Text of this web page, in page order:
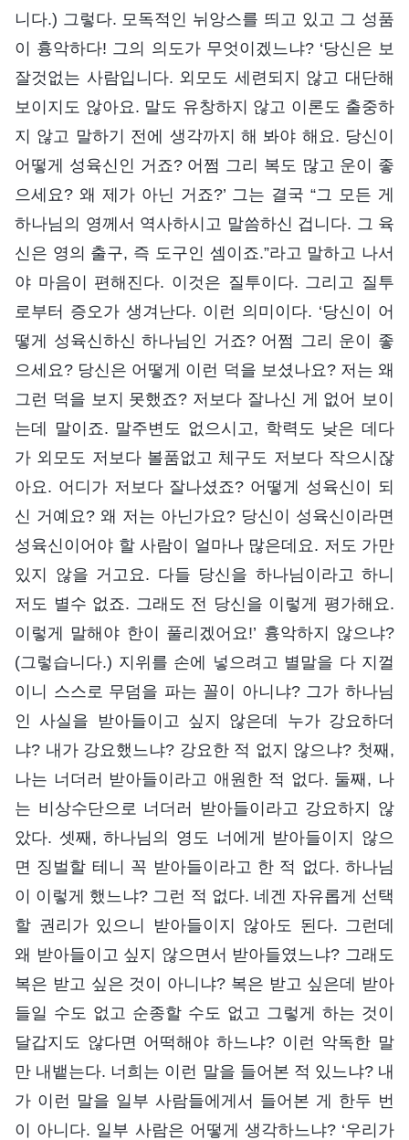
니다.) 그렇다. 모독적인 뉘앙스를 띄고 있고 그 성품
이 흉악하다! 그의 의도가 무엇이겠느냐? ‘당신은 보
잘것없는 사람입니다. 외모도 세련되지 않고 대단해
보이지도 않아요. 말도 유창하지 않고 이론도 출중하
지 않고 말하기 전에 생각까지 해 봐야 해요. 당신이
어떻게 성육신인 거죠? 어쩜 그리 복도 많고 운이 좋
으세요? 왜 제가 아닌 거죠?’ 그는 결국 “그 모든 게
하나님의 영께서 역사하시고 말씀하신 겁니다. 그 육
신은 영의 출구, 즉 도구인 셈이죠.”라고 말하고 나서
야 마음이 편해진다. 이것은 질투이다. 그리고 질투
로부터 증오가 생겨난다. 이런 의미이다. ‘당신이 어
떻게 성육신하신 하나님인 거죠? 어쩜 그리 운이 좋
으세요? 당신은 어떻게 이런 덕을 보셨나요? 저는 왜
그런 덕을 보지 못했죠? 저보다 잘나신 게 없어 보이
는데 말이죠. 말주변도 없으시고, 학력도 낮은 데다
가 외모도 저보다 볼품없고 체구도 저보다 작으시잖
아요. 어디가 저보다 잘나셨죠? 어떻게 성육신이 되
신 거예요? 왜 저는 아닌가요? 당신이 성육신이라면
성육신이어야 할 사람이 얼마나 많은데요. 저도 가만
있지 않을 거고요. 다들 당신을 하나님이라고 하니
저도 별수 없죠. 그래도 전 당신을 이렇게 평가해요.
이렇게 말해야 한이 풀리겠어요!’ 흉악하지 않으냐?
(그렇습니다.) 지위를 손에 넣으려고 별말을 다 지껄
이니 스스로 무덤을 파는 꼴이 아니냐? 그가 하나님
인 사실을 받아들이고 싶지 않은데 누가 강요하더
냐? 내가 강요했느냐? 강요한 적 없지 않으냐? 첫째,
나는 너더러 받아들이라고 애원한 적 없다. 둘째, 나
는 비상수단으로 너더러 받아들이라고 강요하지 않
았다. 셋째, 하나님의 영도 너에게 받아들이지 않으
면 징벌할 테니 꼭 받아들이라고 한 적 없다. 하나님
이 이렇게 했느냐? 그런 적 없다. 네겐 자유롭게 선택
할 권리가 있으니 받아들이지 않아도 된다. 그런데
왜 받아들이고 싶지 않으면서 받아들였느냐? 그래도
복은 받고 싶은 것이 아니냐? 복은 받고 싶은데 받아
들일 수도 없고 순종할 수도 없고 그렇게 하는 것이
달갑지도 않다면 어떡해야 하느냐? 이런 악독한 말
만 내뱉는다. 너희는 이런 말을 들어본 적 있느냐? 내
가 이런 말을 일부 사람들에게서 들어본 게 한두 번
이 아니다. 일부 사람은 어떻게 생각하느냐? ‘우리가